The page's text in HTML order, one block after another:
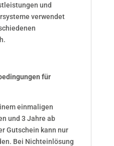
und
verwendet
für
einmaligen
und 3 Jahre ab
Gutschein kann nur
Bei Nichteinlösung